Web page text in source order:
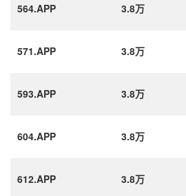
564.APP 3.8万
571.APP 3.8万
593.APP 3.8万
604.APP 3.8万
612.APP 3.8万